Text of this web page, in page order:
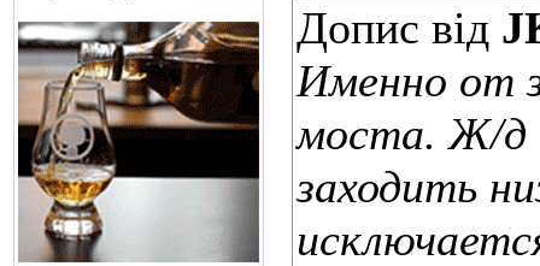
Допис від
Именно от
моста. Ж/д
заходить